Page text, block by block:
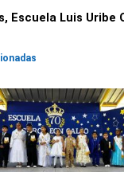
Escuela Luis Uribe